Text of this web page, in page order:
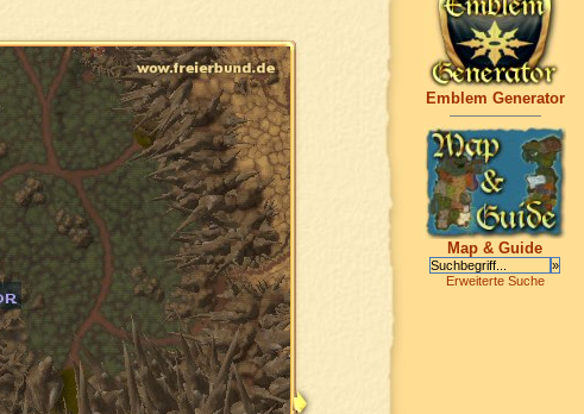
Emblem Generator
Map & Guide
Erweiterte Suche